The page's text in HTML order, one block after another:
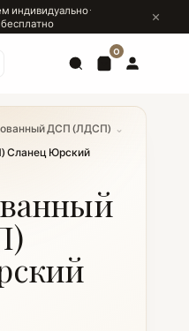
индивидуально ·
0
ДСП (ЛДСП) ⌄
Сланец Юрский